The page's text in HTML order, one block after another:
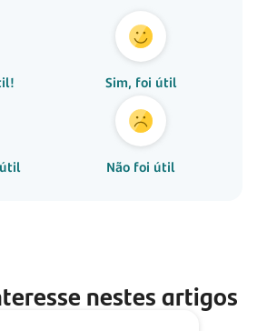
Sim, foi útil
Não foi útil
nestes artigos